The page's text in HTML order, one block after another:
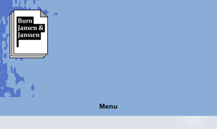
Menu